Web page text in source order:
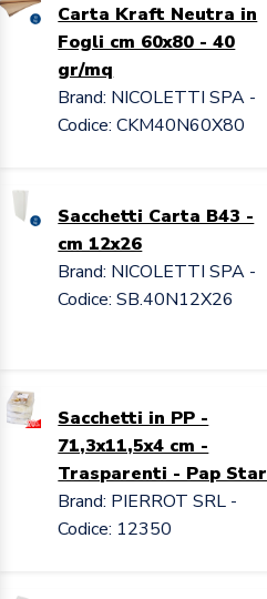
Carta Kraft Neutra in
Fogli cm 60x80 - 40
gr/mq
Brand: NICOLETTI SPA -
Codice: CKM40N60X80
Sacchetti Carta B43 -
cm 12x26
Brand: NICOLETTI SPA -
Codice: SB.40N12X26
Sacchetti in PP -
71,3x11,5x4 cm -
Trasparenti - Pap Star
Brand: PIERROT SRL -
Codice: 12350